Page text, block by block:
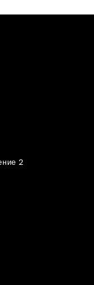
2